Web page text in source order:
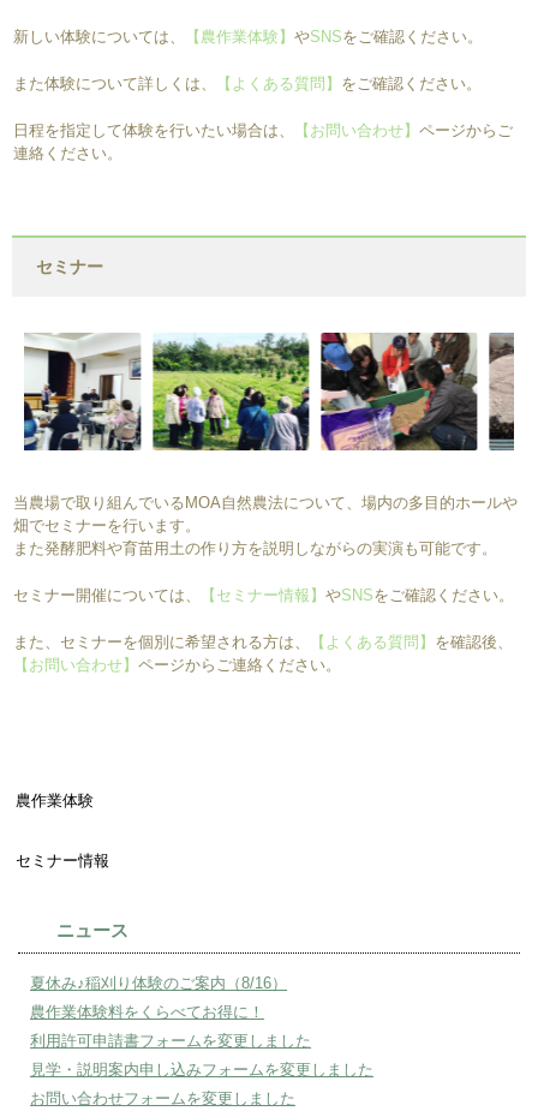
新しい体験については、 【農作業体験】やSNSをご確認ください。
また体験について詳しくは、 【よくある質問】 をご確認ください。
日程を指定して体験を行いたい場合は、 【お問い合わせ】ページからご
連絡ください。
セミナー
当農場で取り組んでいるMOA自然農法について、場内の多目的ホールや
畑でセミナーを行います。
また発酵肥料や育苗用土の作り方を説明しながらの実演も可能です。
セミナー開催については、 【セミナー情報】やSNSをご確認ください。
また、セミナーを個別に希望される方は、 【よくある質問】 を確認後、
【お問い合わせ】ページからご連絡ください。
農作業体験
セミナー情報
ニュース
夏休み♪稲刈り体験のご案内（8/16）
農作業体験料をくらべてお得に！
利用許可申請書フォームを変更しました
見学・説明案内申し込みフォームを変更しました
お問い合わせフォームを変更しました